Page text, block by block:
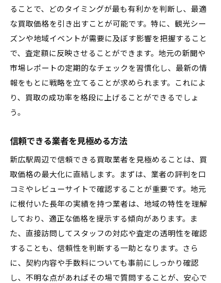
時期に応じた買取タイミングの見極め
地域市場の強みを活用する術
新広駅周辺の特有の市場ニーズ
地域密着型サービスの市場価値
地域密着型買取サービスが新広駅で選ばれる理
由とは
地元の信頼と実績がある業者の選び方
迅速な対応と柔軟性の重要性
顧客との信頼関係を築く方法
地域密着型サービスが提供する安心感
新広駅周辺の買取市場を知る地元業者の強みを
活かす方法
地元業者ならではの市場分析
地域特有の商品価値を引き出す
地元業者の強みを最大限に活用する
ることで、どのタイミングが最も有利かを判断し、最適
な買取価格を引き出すことが可能です。特に、観光シー
ズンや地域イベントが需要に及ぼす影響を把握すること
で、査定額に反映させることができます。地元の新聞や
市場レポートの定期的なチェックを習慣化し、最新の情
報をもとに戦略を立てることが求められます。これによ
り、買取の成功率を格段に上げることができるでしょ
う。
信頼できる業者を見極める方法
新広駅周辺で信頼できる買取業者を見極めることは、買
取価格の最大化に直結します。まずは、業者の評判を口
コミやレビューサイトで確認することが重要です。地元
に根付いた長年の実績を持つ業者は、地域の特性を理解
しており、適正な価格を提示する傾向があります。ま
た、直接訪問してスタッフの対応や査定の透明性を確認
することも、信頼性を判断する一助となります。さら
に、契約内容や手数料についても事前にしっかり確認
し、不明な点があればその場で質問することが、安心で